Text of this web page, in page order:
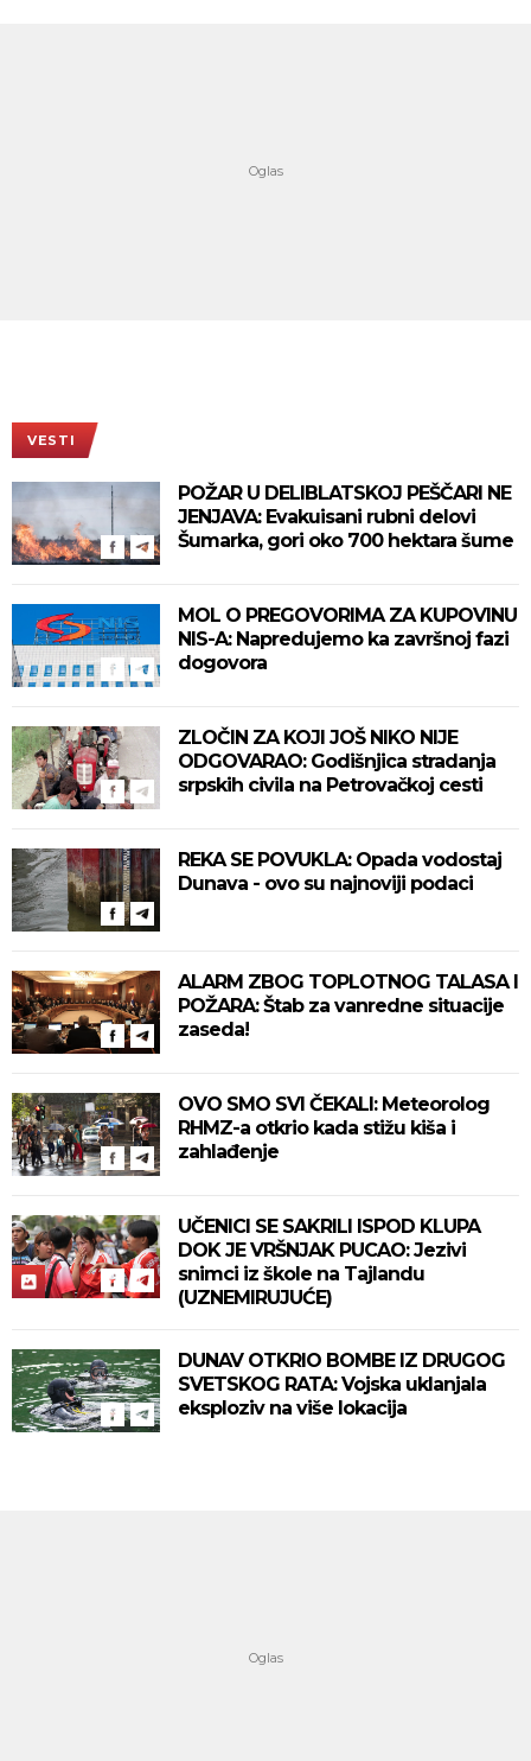
VESTI
POŽAR U DELIBLATSKOJ PEŠČARI NE
JENJAVA: Evakuisani rubni delovi
Šumarka, gori oko 700 hektara šume
MOL O PREGOVORIMA ZA KUPOVINU
NIS-A: Napredujemo ka završnoj fazi
dogovora
ZLOČIN ZA KOJI JOŠ NIKO NIJE
ODGOVARAO: Godišnjica stradanja
srpskih civila na Petrovačkoj cesti
REKA SE POVUKLA: Opada vodostaj
Dunava - ovo su najnoviji podaci
ALARM ZBOG TOPLOTNOG TALASA I
POŽARA: Štab za vanredne situacije
zaseda!
OVO SMO SVI ČEKALI: Meteorolog
RHMZ-a otkrio kada stižu kiša i
zahlađenje
UČENICI SE SAKRILI ISPOD KLUPA
DOK JE VRŠNJAK PUCAO: Jezivi
snimci iz škole na Tajlandu
(UZNEMIRUJUĆE)
DUNAV OTKRIO BOMBE IZ DRUGOG
SVETSKOG RATA: Vojska uklanjala
eksploziv na više lokacija